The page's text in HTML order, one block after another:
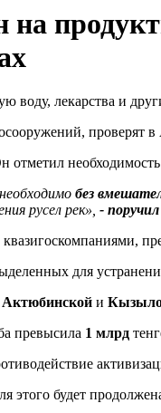
проверят
отметил
без
русел рек», -
квазигоскомпаниями,
для
Актюбинской и
превысила 1 млрд
этого будет